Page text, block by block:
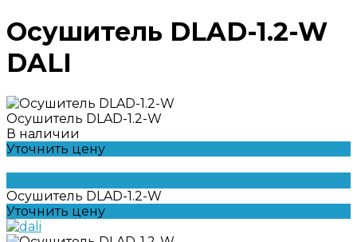
Осушитель DLAD-1.2-W
DALI
Осушитель DLAD-1.2-W
В наличии
Уточнить цену
Осушитель DLAD-1.2-W
Уточнить цену